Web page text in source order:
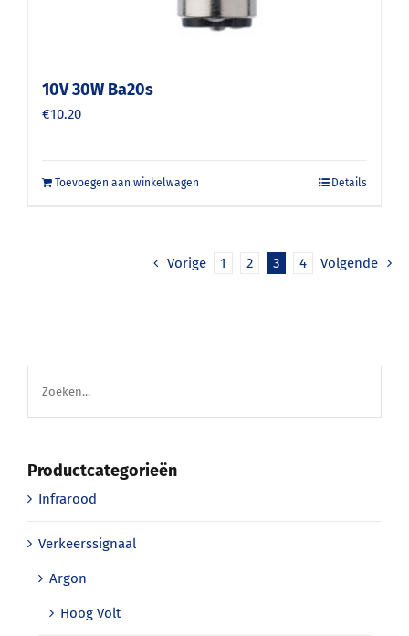
10V 30W Ba20s
€10.20
Toevoegen aan winkelwagen Details
Vorige 1 2 3 4 Volgende
Productcategorieën
Infrarood
Verkeerssignaal
Argon
Hoog Volt